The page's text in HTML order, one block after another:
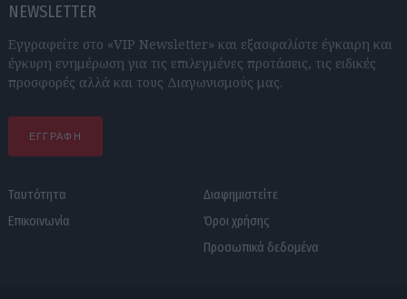
NEWSLETTER
Εγγραφείτε στο «VIP Newsletter» και εξασφαλίστε έγκαιρη και
έγκυρη ενημέρωση για τις επιλεγμένες προτάσεις, τις ειδικές
προσφορές αλλά και τους Διαγωνισμούς μας.
ΕΓΓΡΑΦΗ
Ταυτότητα
Επικοινωνία
Διαφημιστείτε
Όροι χρήσης
Προσωπικά δεδομένα